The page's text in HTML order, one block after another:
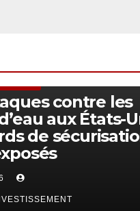
contre les
aux États-
de